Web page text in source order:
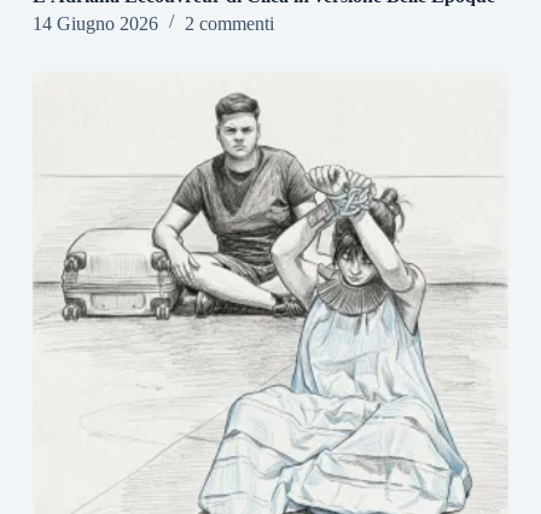
14 Giugno 2026
2 commenti